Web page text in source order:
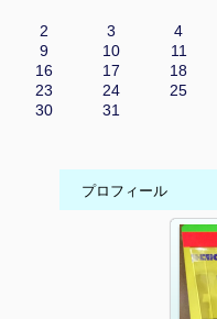
2
3 4
9
10 11
16
17 18
23
24 25
30
31
プロフィール